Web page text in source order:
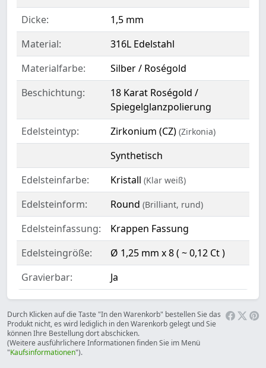
Dicke:
1,5 mm
Material:
316L Edelstahl
Materialfarbe:
Silber / Roségold
Beschichtung:
18 Karat Roségold /
Spiegelglanzpolierung
Edelsteintyp:
Zirkonium (CZ) (Zirkonia)
Synthetisch
Edelsteinfarbe:
Kristall (Klar weiß)
Edelsteinform: Round (Brilliant, rund)
Edelsteinfassung:
Krappen Fassung
Edelsteingröße:
Ø 1,25 mm x 8 ( ~ 0,12 Ct )
Gravierbar:
Ja
Durch Klicken auf die Taste "In den Warenkorb" bestellen Sie das
Produkt nicht, es wird lediglich in den Warenkorb gelegt und Sie
können Ihre Bestellung dort abschicken.
(Weitere ausführlichere Informationen finden Sie im Menü
"Kaufsinformationen").